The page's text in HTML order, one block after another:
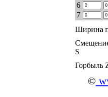
6
7
Ширина
S
Горбыль
©